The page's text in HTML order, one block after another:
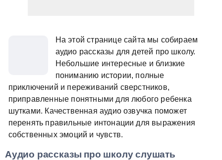
На этой странице сайта мы собираем
аудио рассказы для детей про школу.
Небольшие интересные и близкие
пониманию истории, полные
приключений и переживаний сверстников,
приправленные понятными для любого ребенка
шутками. Качественная аудио озвучка поможет
перенять правильные интонации для выражения
собственных эмоций и чувств.
Аудио рассказы про школу слушать